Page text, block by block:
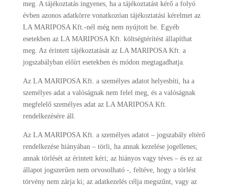
meg. A tájékoztatás ingyenes, ha a tájékoztatást kérő a folyó
évben azonos adatkörre vonatkozóan tájékoztatási kérelmet az
LA MARIPOSA Kft.-nél még nem nyújtott be. Egyéb
esetekben az LA MARIPOSA Kft. költségtérítést állapíthat
meg. Az érintett tájékoztatását az LA MARIPOSA Kft. a
jogszabályban előírt esetekben és módon megtagadhatja.
Az LA MARIPOSA Kft. a személyes adatot helyesbíti, ha a
személyes adat a valóságnak nem felel meg, és a valóságnak
megfelelő személyes adat az LA MARIPOSA Kft.
rendelkezésére áll.
Az LA MARIPOSA Kft. a személyes adatot – jogszabály eltérő
rendelkezése hiányában – törli, ha annak kezelése jogellenes;
annak törlését az érintett kéri; az hiányos vagy téves – és ez az
állapot jogszerűen nem orvosolható -, feltéve, hogy a törlést
törvény nem zárja ki; az adatkezelés célja megszűnt, vagy az